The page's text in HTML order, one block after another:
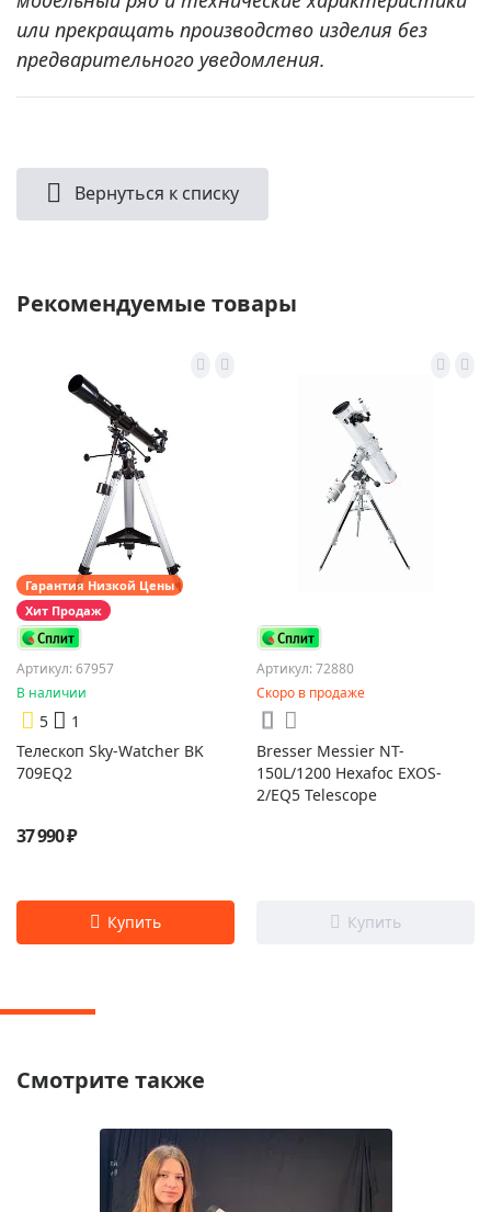
или прекращать производство изделия без
предварительного уведомления.
Вернуться к списку
Рекомендуемые товары
Гарантия Низкой Цены
Хит Продаж
Артикул: 67957
В наличии
5
1
Телескоп Sky-Watcher BK
709EQ2
37 990 ₽
Артикул: 72880
Скоро в продаже
Bresser Messier NT-
150L/1200 Hexafoc EXOS-
2/EQ5 Telescope
Смотрите также